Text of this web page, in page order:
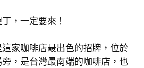
，一定要來！
家咖啡店最出色的招牌，位於
，是台灣最南端的咖啡店，也